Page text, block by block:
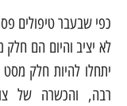
כפי שבעבר טיפולים
לא יציב והיום הם
יתחלו להיות חלק
רבה, והכשרה של